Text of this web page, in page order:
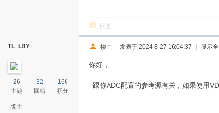
回复
TL_LBY
26
主题
32
回帖
166
积分
版主
楼主 | 发表于 2024-8-27 16:04:37 | 显示
你好，
跟你ADC配置的参考源有关，如果使用